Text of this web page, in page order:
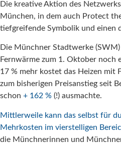
Die kreative Aktion des
München, in dem auch Protect
tiefgreifende Symbolik und einen
Die Münchner Stadtwerke
Fernwärme zum 1. Oktober noch
17 % mehr kostet das Heizen mit
zum bisherigen Preisanstieg seit
schon + 162 % (!) ausmachte.
Mittlerweile kann das selbst für
Mehrkosten im vierstelligen
die Münchnerinnen und